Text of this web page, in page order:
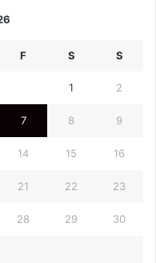
F S S
1 2
7 8 9
14 15 16
21 22 23
28 29 30